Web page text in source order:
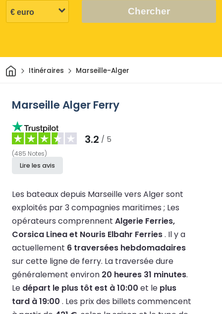
Chercher
Maison
Itinéraires Marseille-Alger
Marseille Alger Ferry
3.2 / 5
(485 Notes)
Lire les avis
Les bateaux depuis Marseille vers Alger sont
exploités par 3 compagnies maritimes ; Les
opérateurs comprennent Algerie Ferries,
Corsica Linea et Nouris Elbahr Ferries. Il y a
actuellement 6 traversées hebdomadaires
sur cette ligne de ferry. La traversée dure
généralement environ 20 heures 31 minutes.
Le départ le plus tôt est à 10:00 et le plus
tard à 19:00 . Les prix des billets commencent